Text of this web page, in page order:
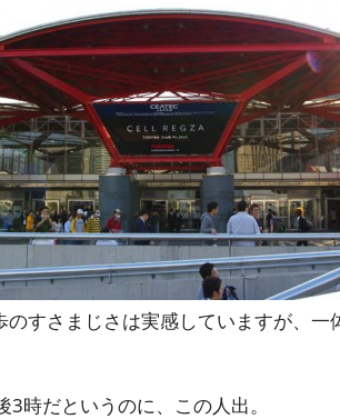
のすさまじさは実感していますが、
3時だというのに、この人出。